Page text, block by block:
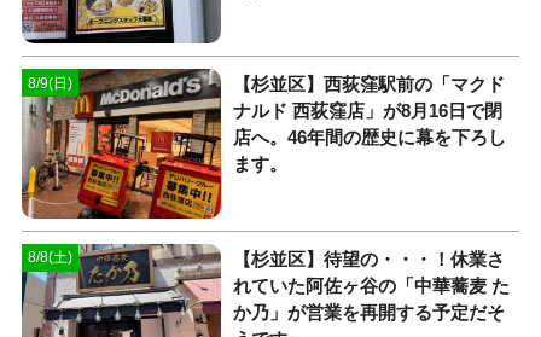
8/9(日)
【杉並区】西荻窪駅前の「マクド
ナルド 西荻窪店」が8月16日で閉
店へ。46年間の歴史に幕を下ろし
ます。
8/8(土)
【杉並区】待望の・・・！休業さ
れていた阿佐ヶ谷の「中華蕎麦 た
か乃」が営業を再開する予定だそ